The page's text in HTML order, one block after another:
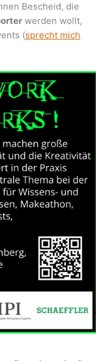
Bescheid, die
werden wollt,
(sprecht mich